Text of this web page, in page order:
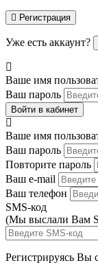
Регистрация
Уже есть аккаунт?
Ваше имя
Ваш пароль
Войти в кабинет
Ваше имя
Ваш пароль
Повторите пароль
Ваш e-mail
Ваш телефон
SMS-код
(Мы выслали Вам
Регистрируясь Вы